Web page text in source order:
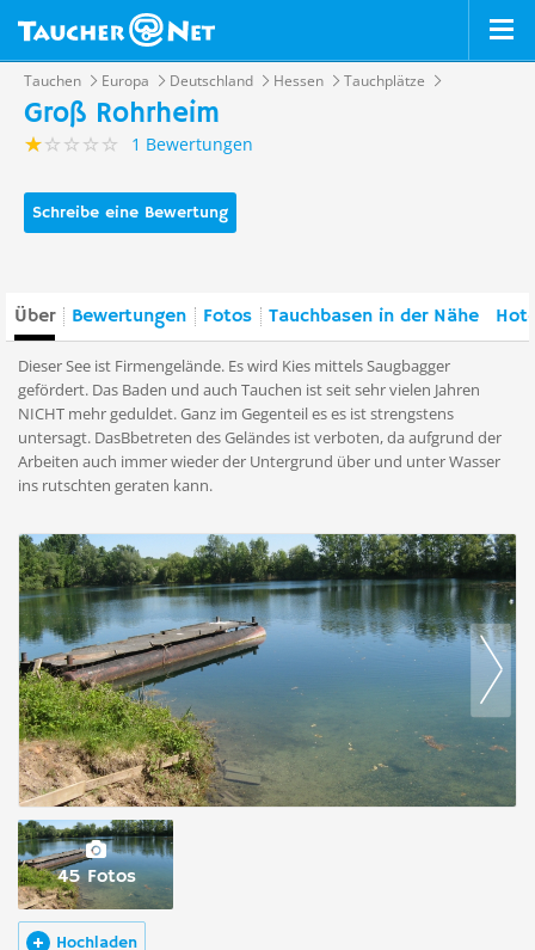
Tauchen Europa Deutschland Hessen Tauchplätze
Groß Rohrheim
1 Bewertungen
Schreibe eine Bewertung
Über Bewertungen Fotos Tauchbasen in der Nähe
Dieser See ist Firmengelände. Es wird Kies mittels Saugbagger
gefördert. Das Baden und auch Tauchen ist seit sehr vielen Jahren
NICHT mehr geduldet. Ganz im Gegenteil es es ist strengstens
untersagt. DasBbetreten des Geländes ist verboten, da aufgrund der
Arbeiten auch immer wieder der Untergrund über und unter Wasser
ins rutschten geraten kann.
45 Fotos
Hochladen